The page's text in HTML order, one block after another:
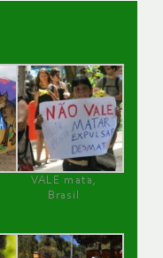
VALE mata,
Brasil